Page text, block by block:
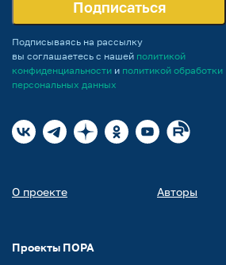
Подписаться
Подписываясь на рассылку
вы соглашаетесь с нашей политикой
конфиденциальности и политикой обработки
персональных данных
О проекте Авторы
Проекты ПОРА